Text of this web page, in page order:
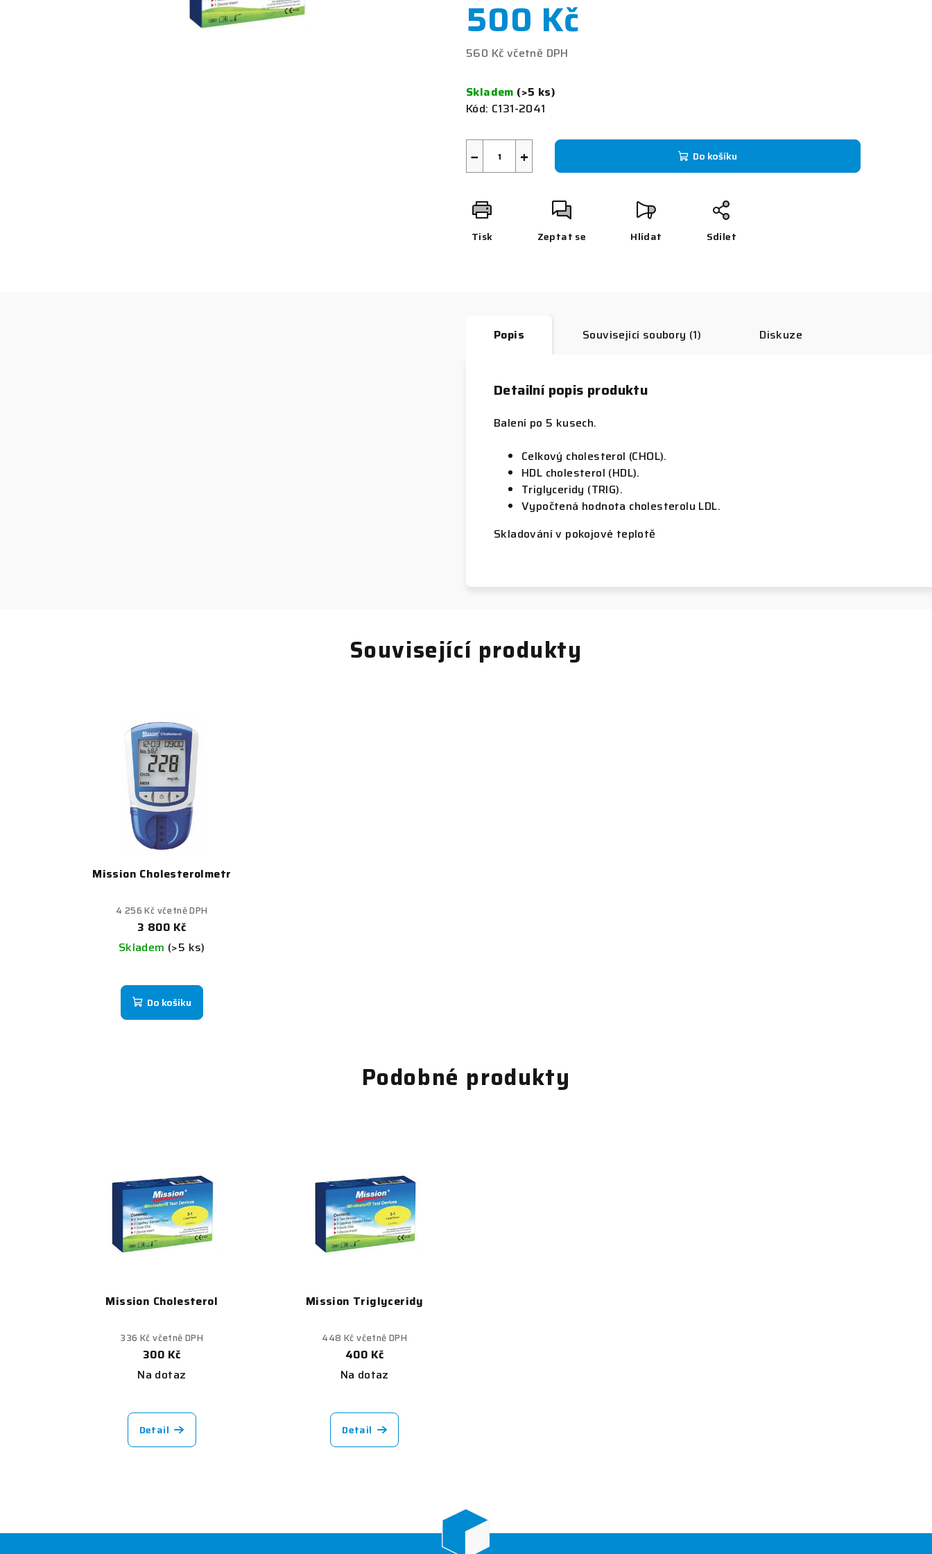
z
5
500 Kč
560 Kč včetně DPH
cena:
Skladem (>5 ks)
Kód: C131-2041
+
− Do košíku
Tisk Zeptat se Hlídat Sdílet
Popis Související soubory (1) Diskuze
Detailní popis produktu
Balení po 5 kusech.
Celkový cholesterol (CHOL).
HDL cholesterol (HDL).
Triglyceridy (TRIG).
Vypočtená hodnota cholesterolu LDL.
Skladování v pokojové teplotě
Související produkty
Mission Cholesterolmetr
4 256 Kč včetně DPH
3 800 Kč
Skladem (>5 ks)
Do košíku
Podobné produkty
Mission Cholesterol
336 Kč včetně DPH
300 Kč
Na dotaz
hodnocení
produktu
je
Detail
Mission Triglyceridy
448 Kč včetně DPH
400 Kč
Na dotaz
Detail